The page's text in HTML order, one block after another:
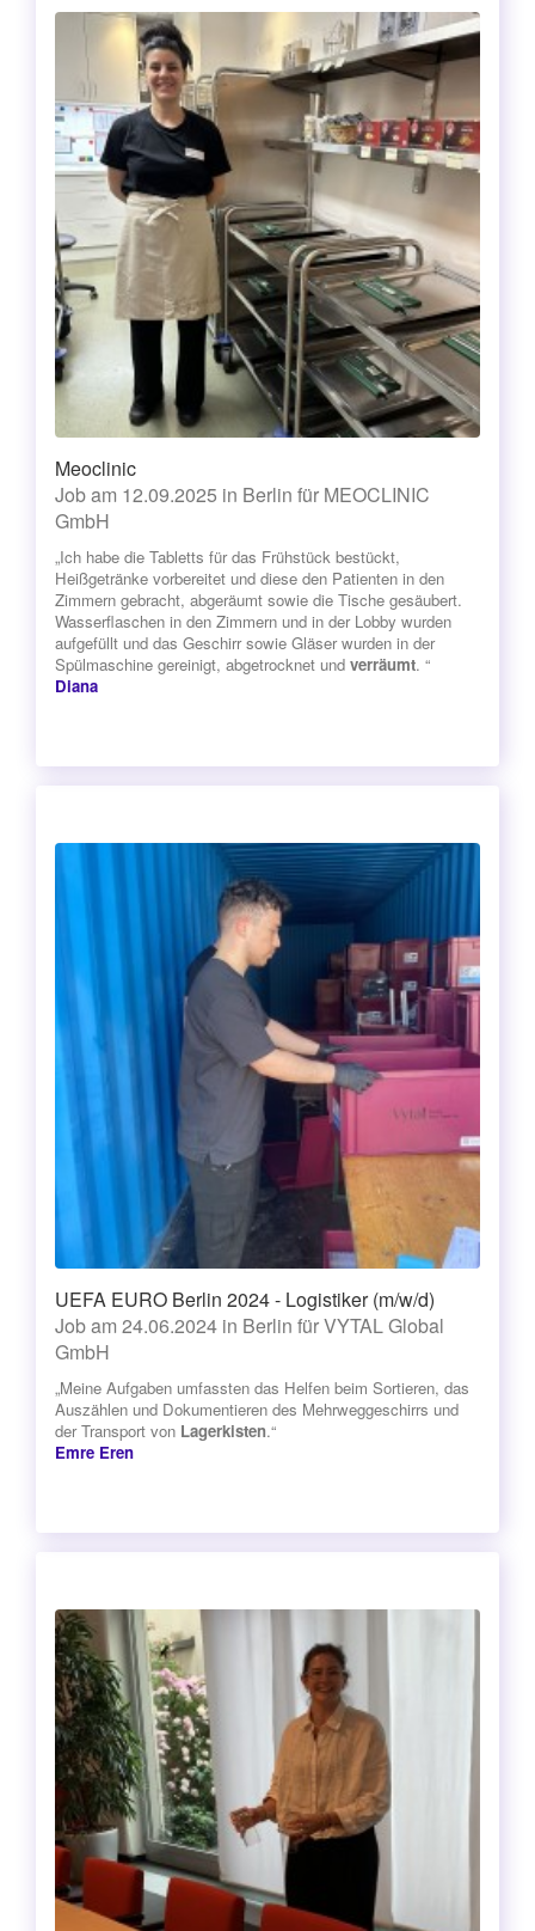
Meoclinic
Job am 12.09.2025 in Berlin für MEOCLINIC
GmbH
„Ich habe die Tabletts für das Frühstück bestückt,
Heißgetränke vorbereitet und diese den Patienten in den
Zimmern gebracht, abgeräumt sowie die Tische gesäubert.
Wasserflaschen in den Zimmern und in der Lobby wurden
aufgefüllt und das Geschirr sowie Gläser wurden in der
Spülmaschine gereinigt, abgetrocknet und verräumt. “
Diana
UEFA EURO Berlin 2024 - Logistiker (m/w/d)
Job am 24.06.2024 in Berlin für VYTAL Global
GmbH
„Meine Aufgaben umfassten das Helfen beim Sortieren, das
Auszählen und Dokumentieren des Mehrweggeschirrs und
der Transport von Lagerkisten.“
Emre Eren